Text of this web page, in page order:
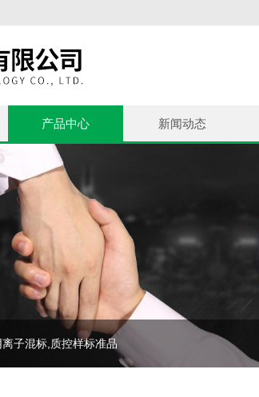
产品中心 新闻动态
子混标,质控样标准品